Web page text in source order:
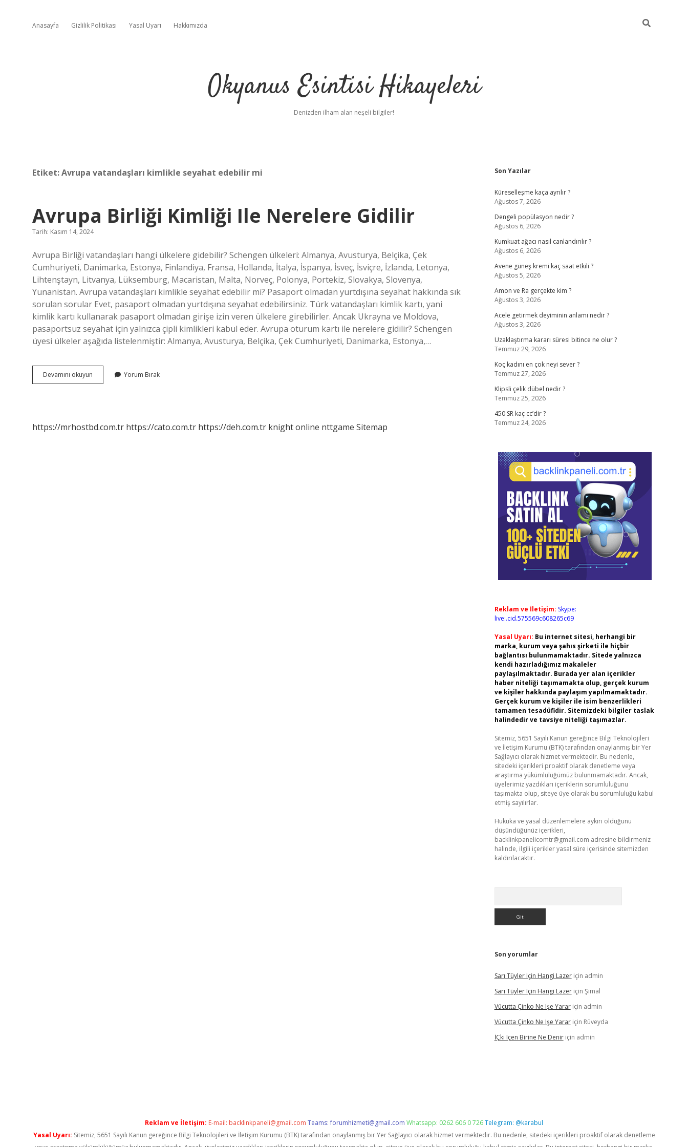
Anasayfa Gizlilik Politikası Yasal Uyarı Hakkımızda
Okyanus Esintisi Hikayeleri
Denizden ilham alan neşeli bilgiler!
Etiket:Avrupa vatandaşları kimlikle seyahat edebilir mi
Avrupa Birliği Kimliği Ile Nerelere Gidilir
Tarih: Kasım 14, 2024
Avrupa Birliği vatandaşları hangi ülkelere gidebilir? Schengen ülkeleri: Almanya, Avusturya, Belçika, Çek
Cumhuriyeti, Danimarka, Estonya, Finlandiya, Fransa, Hollanda, İtalya, İspanya, İsveç, İsviçre, İzlanda, Letonya,
Lihtenştayn, Litvanya, Lüksemburg, Macaristan, Malta, Norveç, Polonya, Portekiz, Slovakya, Slovenya,
Yunanistan. Avrupa vatandaşları kimlikle seyahat edebilir mi? Pasaport olmadan yurtdışına seyahat hakkında sık
sorulan sorular Evet, pasaport olmadan yurtdışına seyahat edebilirsiniz. Türk vatandaşları kimlik kartı, yani
kimlik kartı kullanarak pasaport olmadan girişe izin veren ülkelere girebilirler. Ancak Ukrayna ve Moldova,
pasaportsuz seyahat için yalnızca çipli kimlikleri kabul eder. Avrupa oturum kartı ile nerelere gidilir? Schengen
üyesi ülkeler aşağıda listelenmiştir: Almanya, Avusturya, Belçika, Çek Cumhuriyeti, Danimarka, Estonya,…
Devamını okuyun
Birliği
Yorum Bırak
https://mrhostbd.com.tr https://cato.com.tr https://deh.com.tr knight online nttgame Sitemap
Sidebar
Son Yazılar
Küreselleşme kaça ayrılır ?
Ağustos 7, 2026
Dengeli popülasyon nedir ?
Ağustos 6, 2026
Kumkuat ağacı nasıl canlandırılır ?
Ağustos 6, 2026
Avene güneş kremi kaç saat etkili ?
Ağustos 5, 2026
Amon ve Ra gerçekte kim ?
Ağustos 3, 2026
Acele getirmek deyiminin anlamı nedir ?
Ağustos 3, 2026
Uzaklaştırma kararı süresi bitince ne olur ?
Temmuz 29, 2026
Koç kadını en çok neyi sever ?
Temmuz 27, 2026
Klipsli çelik dübel nedir ?
Temmuz 25, 2026
450 SR kaç cc’dir ?
Temmuz 24, 2026
Reklam ve İletişim: Skype:
live:.cid.575569c608265c69
Yasal Uyarı: Bu internet sitesi, herhangi bir
marka, kurum veya şahıs şirketi ile hiçbir
bağlantısı bulunmamaktadır. Sitede yalnızca
kendi hazırladığımız makaleler
paylaşılmaktadır. Burada yer alan içerikler
haber niteliği taşımamakta olup, gerçek kurum
ve kişiler hakkında paylaşım yapılmamaktadır.
Gerçek kurum ve kişiler ile isim benzerlikleri
tamamen tesadüfidir. Sitemizdeki bilgiler taslak
halindedir ve tavsiye niteliği taşımazlar.
Sitemiz, 5651 Sayılı Kanun gereğince Bilgi Teknolojileri
ve İletişim Kurumu (BTK) tarafından onaylanmış bir Yer
Sağlayıcı olarak hizmet vermektedir. Bu nedenle,
sitedeki içerikleri proaktif olarak denetleme veya
araştırma yükümlülüğümüz bulunmamaktadır. Ancak,
üyelerimiz yazdıkları içeriklerin sorumluluğunu
taşımakta olup, siteye üye olarak bu sorumluluğu kabul
etmiş sayılırlar.
Hukuka ve yasal düzenlemelere aykırı olduğunu
düşündüğünüz içerikleri,
backlinkpanelicomtr@gmail.com adresine bildirmeniz
halinde, ilgili içerikler yasal süre içerisinde sitemizden
kaldırılacaktır.
Son yorumlar
Sarı Tüyler Için Hangi Lazeriçin admin
Sarı Tüyler Için Hangi Lazeriçin Şimal
Vücutta Çinko Ne Işe Yarariçin admin
Vücutta Çinko Ne Işe Yarariçin Rüveyda
İÇki Içen Birine Ne Deniriçin admin
Reklam ve İletişim: E-mail: backlinkpaneli@gmail.com Teams:forumhizmeti@gmail.com Whatsapp: 0262 606 0 726Telegram: @karabul
Yasal Uyarı: Sitemiz, 5651 Sayılı Kanun gereğince Bilgi Teknolojileri ve İletişim Kurumu (BTK) tarafından onaylanmış bir Yer Sağlayıcı olarak hizmet vermektedir. Bu nedenle, sitedeki içerikleri proaktif olarak denetleme